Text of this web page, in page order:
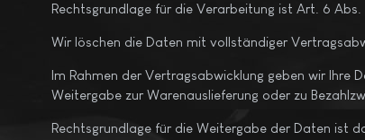
Rechtsgrundlage für die Verarbeitung ist Art. 6 Abs.
Wir löschen die Daten mit vollständiger
Im Rahmen der Vertragsabwicklung geben wir
Weitergabe zur Warenauslieferung oder zu
Rechtsgrundlage für die Weitergabe der Daten ist